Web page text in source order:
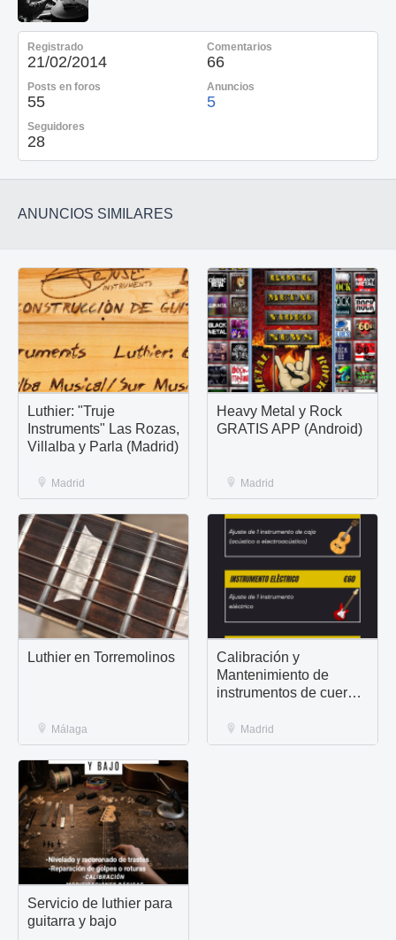
Registrado
21/02/2014
Comentarios
66
Posts en foros
55
Anuncios
5
Seguidores
28
ANUNCIOS SIMILARES
Luthier: "Truje
Instruments" Las Rozas,
Villalba y Parla (Madrid)
Madrid
Heavy Metal y Rock
GRATIS APP (Android)
Madrid
Luthier en Torremolinos
Málaga
Calibración y
Mantenimiento de
instrumentos de cuerda
Madrid
Servicio de luthier para
guitarra y bajo